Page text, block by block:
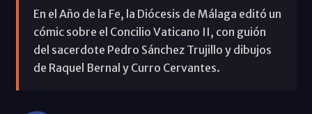
En el Año de la Fe, la Diócesis de Málaga editó un
cómic sobre el Concilio Vaticano II, con guión
del sacerdote Pedro Sánchez Trujillo y dibujos
de Raquel Bernal y Curro Cervantes.